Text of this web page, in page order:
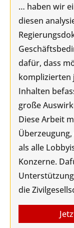
… haben wir
diesen
dafür, dass
komplizierten
Inhalten
große
Diese Arbeit
als alle
Konzerne.
die